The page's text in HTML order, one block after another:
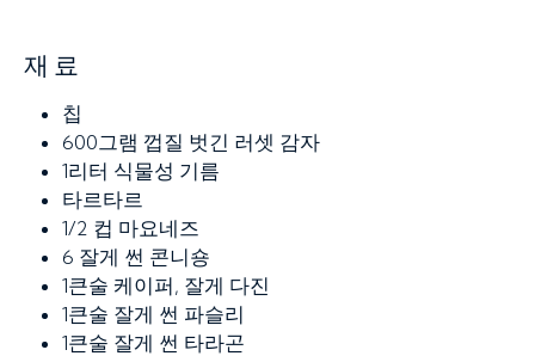
재료
칩
600그램 껍질 벗긴 러셋 감자
1리터 식물성 기름
타르타르
1/2 컵 마요네즈
6 잘게 썬 콘니숑
1큰술 케이퍼, 잘게 다진
1큰술 잘게 썬 파슬리
1큰술 잘게 썬 타라곤